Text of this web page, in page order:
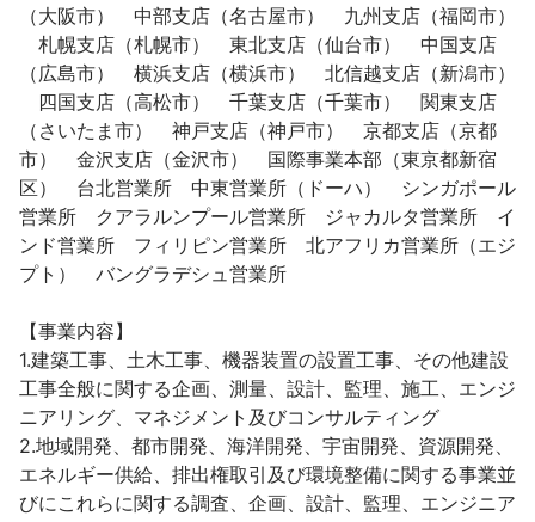
（大阪市）　中部支店（名古屋市）　九州支店（福岡市）
札幌支店（札幌市）　東北支店（仙台市）　中国支店
（広島市）　横浜支店（横浜市）　北信越支店（新潟市）
四国支店（高松市）　千葉支店（千葉市）　関東支店
（さいたま市）　神戸支店（神戸市）　京都支店（京都
市）　金沢支店（金沢市）　国際事業本部（東京都新宿
区）　台北営業所　中東営業所（ドーハ）　シンガポール
営業所　クアラルンプール営業所　ジャカルタ営業所　イ
ンド営業所　フィリピン営業所　北アフリカ営業所（エジ
プト）　バングラデシュ営業所
【事業内容】
1.建築工事、土木工事、機器装置の設置工事、その他建設
工事全般に関する企画、測量、設計、監理、施工、エンジ
ニアリング、マネジメント及びコンサルティング
2.地域開発、都市開発、海洋開発、宇宙開発、資源開発、
エネルギー供給、排出権取引及び環境整備に関する事業並
びにこれらに関する調査、企画、設計、監理、エンジニア